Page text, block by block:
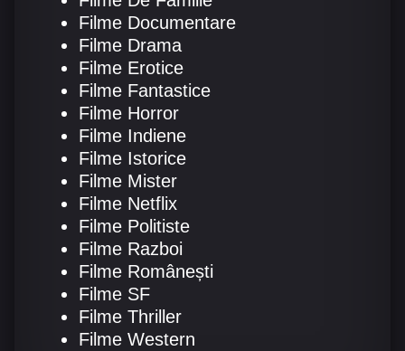
Filme Documentare
Filme Drama
Filme Erotice
Filme Fantastice
Filme Horror
Filme Indiene
Filme Istorice
Filme Mister
Filme Netflix
Filme Politiste
Filme Razboi
Filme Românești
Filme SF
Filme Thriller
Filme Western